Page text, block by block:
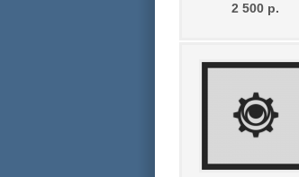
2 500 р.